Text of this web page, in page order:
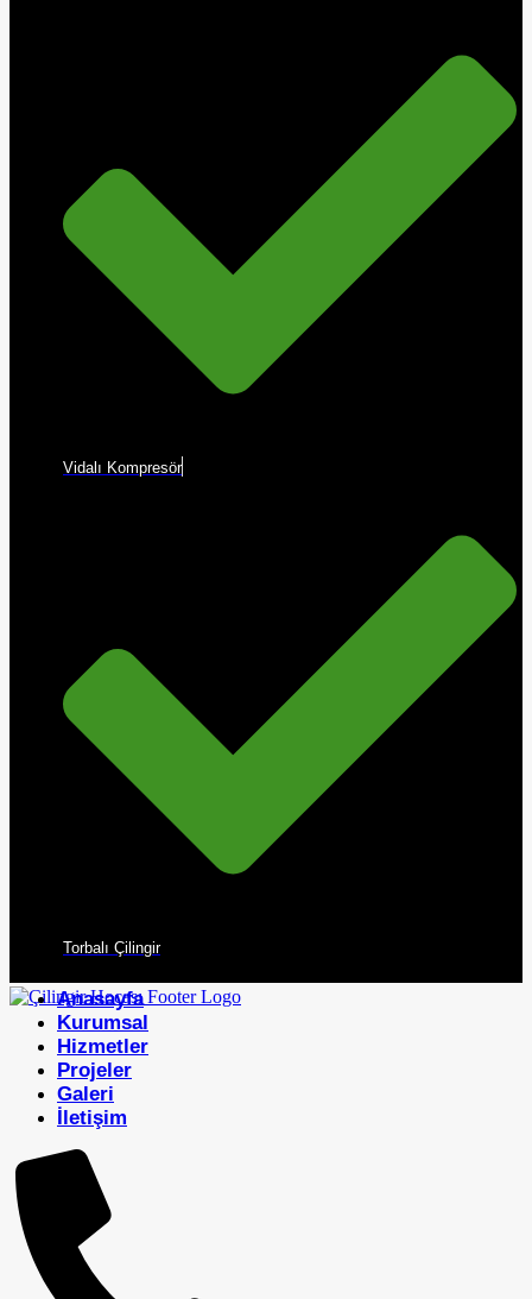
Vidalı Kompresör
Torbalı Çilingir
Anasayfa
Kurumsal
Hizmetler
Projeler
Galeri
İletişim